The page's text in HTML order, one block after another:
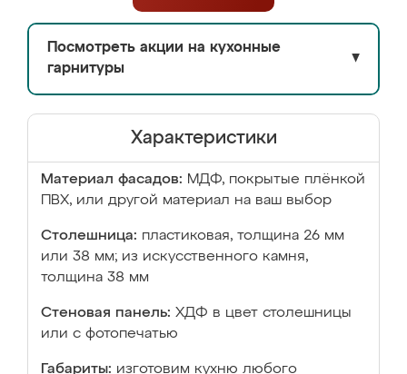
Посмотреть акции на кухонные
гарнитуры
▼
Характеристики
Материал фасадов: МДФ, покрытые плёнкой
ПВХ, или другой материал на ваш выбор
Столешница: пластиковая, толщина 26 мм
или 38 мм; из искусственного камня,
толщина 38 мм
Стеновая панель: ХДФ в цвет столешницы
или с фотопечатью
Габариты: изготовим кухню любого